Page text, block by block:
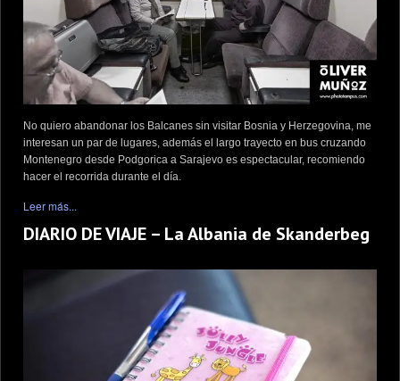
No quiero abandonar los Balcanes sin visitar Bosnia y Herzegovina, me
interesan un par de lugares, además el largo trayecto en bus cruzando
Montenegro desde Podgorica a Sarajevo es espectacular, recomiendo
hacer el recorrida durante el día.
Leer más...
DIARIO DE VIAJE – La Albania de Skanderbeg